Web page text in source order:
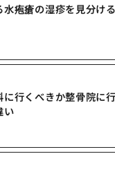
疱瘡の湿疹を見分け
に行くべきか整骨院に
い